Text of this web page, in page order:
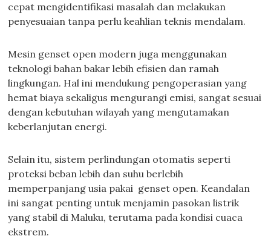
cepat mengidentifikasi masalah dan melakukan
penyesuaian tanpa perlu keahlian teknis mendalam.
Mesin genset open modern juga menggunakan
teknologi bahan bakar lebih efisien dan ramah
lingkungan. Hal ini mendukung pengoperasian yang
hemat biaya sekaligus mengurangi emisi, sangat sesuai
dengan kebutuhan wilayah yang mengutamakan
keberlanjutan energi.
Selain itu, sistem perlindungan otomatis seperti
proteksi beban lebih dan suhu berlebih
memperpanjang usia pakai genset open. Keandalan
ini sangat penting untuk menjamin pasokan listrik
yang stabil di Maluku, terutama pada kondisi cuaca
ekstrem.